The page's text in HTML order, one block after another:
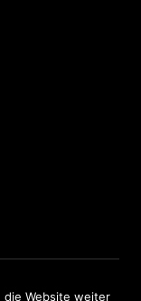
die Website weiter